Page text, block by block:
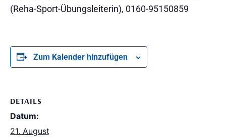
(Reha-Sport-Übungsleiterin), 0160-95150859
Zum Kalender hinzufügen
DETAILS
Datum:
21. August